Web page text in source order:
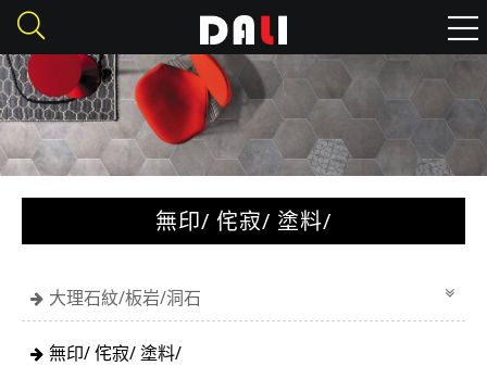
無印/ 侘寂/ 塗料/
大理石紋/板岩/洞石
無印/ 侘寂/ 塗料/